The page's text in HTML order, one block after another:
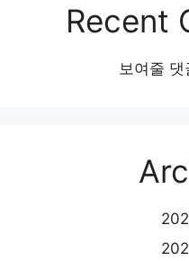
Recent
보여줄